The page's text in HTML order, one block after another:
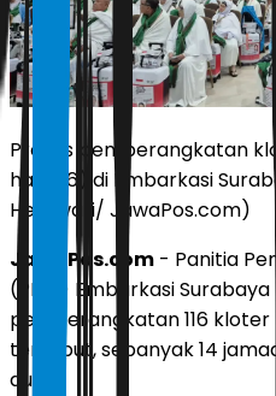
Proses pemberangkatan
haji (116) di Embarkasi
Herawati/ JawaPos.com)
JawaPos.com - Panitia
(PPIH) Embarkasi
pemberangkatan 116 kloter
tersebut, sebanyak 14
dunia.